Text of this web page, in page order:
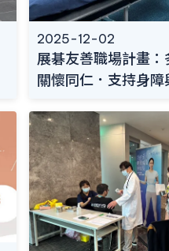
2025-12-02
展碁友善職場計畫：
關懷同仁．支持身障